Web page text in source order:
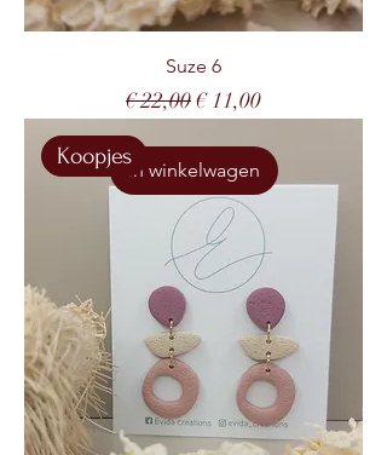
Suze 6
Normale prijs
€ 22,00Verkoopprijs
€ 11,00
In winkelwagen
Koopjes